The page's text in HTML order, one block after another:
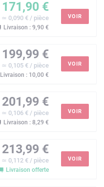
171,90 €
≃ 0,090 € / pièce
Livraison : 9,90 €
VOIR
199,99 €
≃ 0,105 € / pièce
Livraison : 10,00 €
VOIR
201,99 €
≃ 0,106 € / pièce
Livraison : 8,29 €
VOIR
213,99 €
≃ 0,112 € / pièce
Livraison offerte
VOIR